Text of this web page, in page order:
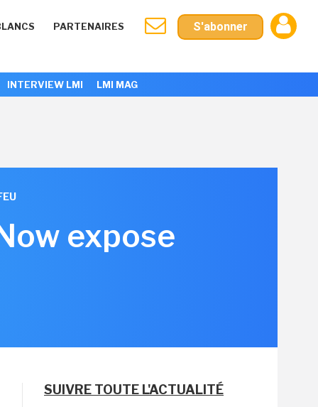
PARTENAIRES S'abonner
INTERVIEW LMI LMI MAG
expose
SUIVRE TOUTE L'ACTUALITÉ